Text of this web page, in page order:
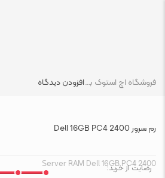
فروشگاه اچ استوک بازار انلاین تجهیزات کامپیوتر استوکافزودن دیدگاه
رم سرور Dell 16GB PC4 2400
Server RAM Dell 16GB PC4 2400
رضایت از خرید: